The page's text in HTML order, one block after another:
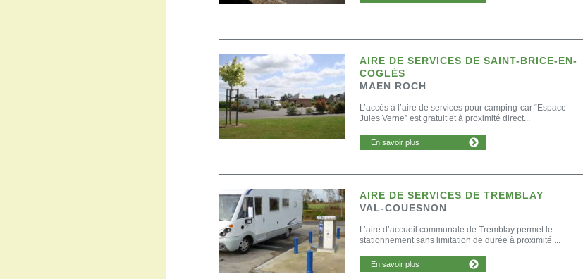
AIRE DE SERVICES DE SAINT-BRICE-EN-
COGLÈS
MAEN ROCH
L’accès à l’aire de services pour camping-car “Espace
Jules Verne” est gratuit et à proximité direct...
En savoir plus
AIRE DE SERVICES DE TREMBLAY
VAL-COUESNON
L’aire d’accueil communale de Tremblay permet le
stationnement sans limitation de durée à proximité ...
En savoir plus